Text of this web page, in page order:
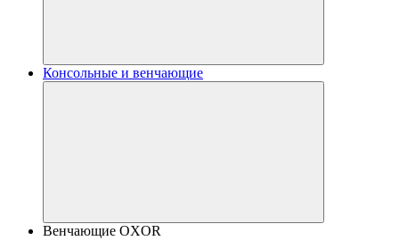
Консольные и венчающие
Венчающие OXOR